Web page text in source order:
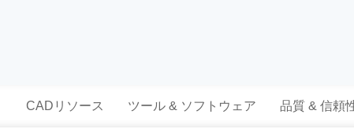
CADリソース ツール & ソフトウェア 品質 & 信頼